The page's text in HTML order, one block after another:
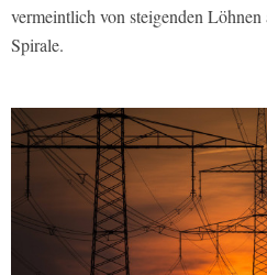
vermeintlich von steigenden
Spirale.